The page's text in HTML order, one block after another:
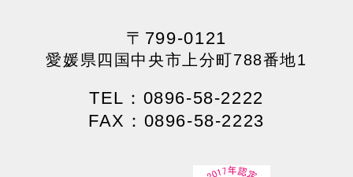
〒799-0121
愛媛県四国中央市上分町788番地1
TEL：0896-58-2222
FAX：0896-58-2223